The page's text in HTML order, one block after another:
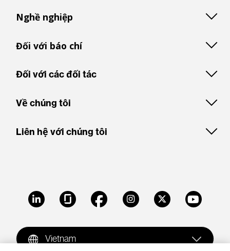
Nghề nghiệp
Đối với báo chí
Đối với các đối tác
Về chúng tôi
Liên hệ với chúng tôi
LinkedIn GlassdoorFacebookInstagramX Youtube
Vietnam